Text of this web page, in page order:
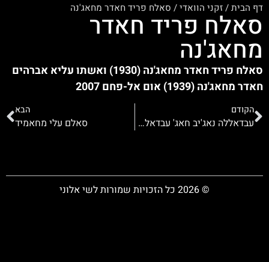
דף הבית/זקני הוואדי/ סאלח פריד חאדר מחאג'נה
סאלח פריד חאדר
מחאג'נה
סאלח פריד חאדר מחאג'נה (1930) ואשתו עליא אברהים
חאדר מחאג'נה (1939) אום אל-פחם 2007
הקודם
עבדאללה נאג'יב חאג' עבדאללה חסן זחאלקה
הבא
סאלם עלי מחאמיד
© 2026 כל הזכויות שמורות לשי אלוני